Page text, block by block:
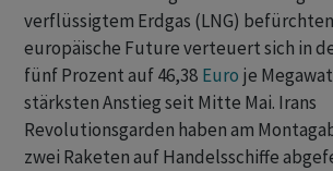
verflüssigtem Erdgas (LNG)
europäische ⁠Future verteuert sich in
fünf Prozent auf 46,38 ‌ Euro je
stärksten Anstieg seit ‌Mitte Mai. Irans
Revolutionsgarden haben ​am
zwei Raketen auf Handelsschiffe